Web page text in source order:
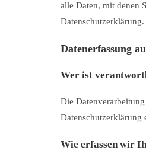
alle Daten, mit denen
Datenschutzerklärung.
Datenerfassung
Wer ist
Die
Datenschutzerklärung
Wie erfassen wir